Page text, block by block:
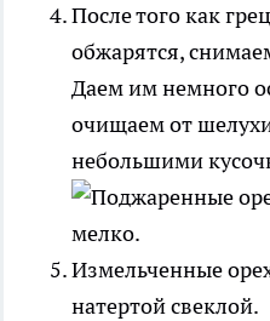
После того как
обжарятся,
Даем им немного
очищаем от
небольшими
Измельченные
натертой свеклой.